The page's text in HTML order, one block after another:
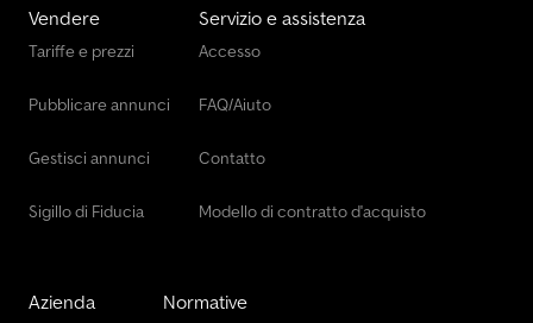
Vendere
Tariffe e prezzi
Pubblicare annunci
Gestisci annunci
Sigillo di Fiducia
Servizio e assistenza
Accesso
FAQ/Aiuto
Contatto
Modello di contratto d'acquisto
Azienda Normative